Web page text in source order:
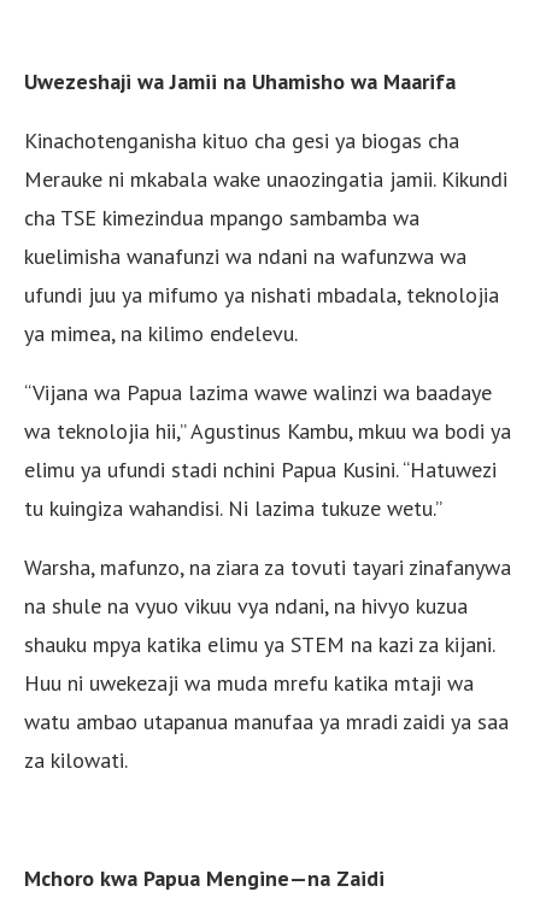
Uwezeshaji wa Jamii na Uhamisho wa Maarifa
Kinachotenganisha kituo cha gesi ya biogas cha
Merauke ni mkabala wake unaozingatia jamii. Kikundi
cha TSE kimezindua mpango sambamba wa
kuelimisha wanafunzi wa ndani na wafunzwa wa
ufundi juu ya mifumo ya nishati mbadala, teknolojia
ya mimea, na kilimo endelevu.
“Vijana wa Papua lazima wawe walinzi wa baadaye
wa teknolojia hii,” Agustinus Kambu, mkuu wa bodi ya
elimu ya ufundi stadi nchini Papua Kusini. “Hatuwezi
tu kuingiza wahandisi. Ni lazima tukuze wetu.”
Warsha, mafunzo, na ziara za tovuti tayari zinafanywa
na shule na vyuo vikuu vya ndani, na hivyo kuzua
shauku mpya katika elimu ya STEM na kazi za kijani.
Huu ni uwekezaji wa muda mrefu katika mtaji wa
watu ambao utapanua manufaa ya mradi zaidi ya saa
za kilowati.
Mchoro kwa Papua Mengine—na Zaidi